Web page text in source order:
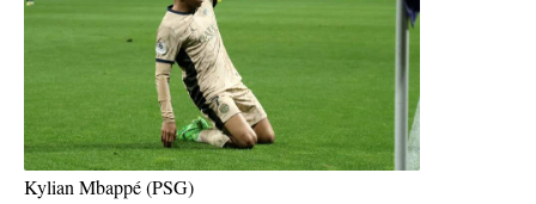
Kylian Mbappé (PSG)